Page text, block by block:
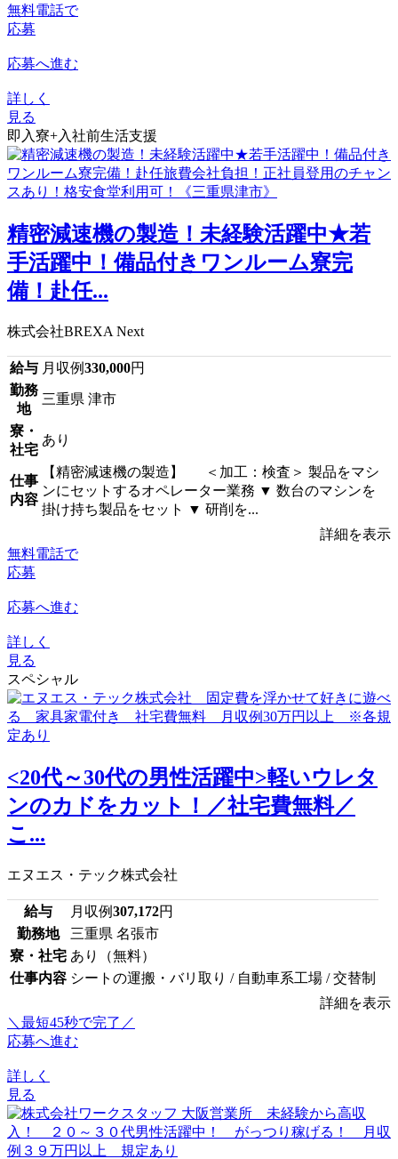
無料電話で
応募
応募へ進む
詳しく
見る
即入寮+入社前生活支援
精密減速機の製造！未経験活躍中★若
手活躍中！備品付きワンルーム寮完
備！赴任...
株式会社BREXA Next
給与 月収例330,000円
勤務
地
三重県 津市
寮・
社宅
あり
仕事
内容
【精密減速機の製造】 ＜加工：検査＞ 製品をマシ
ンにセットするオペレーター業務 ▼ 数台のマシンを
掛け持ち製品をセット ▼ 研削を...
詳細を表示
無料電話で
応募
応募へ進む
詳しく
見る
スペシャル
<20代～30代の男性活躍中>軽いウレタ
ンのカドをカット！／社宅費無料／
こ...
エヌエス・テック株式会社
給与 月収例307,172円
勤務地
三重県 名張市
寮・社宅 あり（無料）
仕事内容 シートの運搬・バリ取り / 自動車系工場 / 交替制
詳細を表示
＼最短45秒で完了／
応募へ進む
詳しく
見る